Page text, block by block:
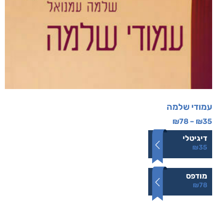
עמודי שלמה
₪35
–
₪78
דיגיטלי
₪35
מודפס
₪78